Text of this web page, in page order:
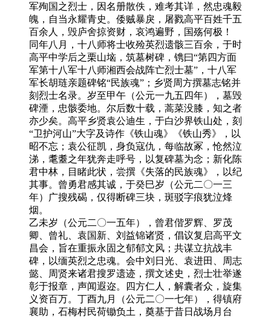
军殉国之烈士，因名册散佚，难考其详，然忠魂毅
魄，自当永耀青史。倭贼暴戾，屠戮高平百姓千五
百余人，毁庐舍掠资财，哀鸿遍野，国殇何极！
同年八月，十八师将士收殓英烈遗骸三百余，于时
高平中学后之栗山垴，筑墓树碑，镌曰“第四方面
军第十八军十八师湘西会战阵亡烈士墓”，十八军
军长胡琏亲题碑铭“民族魂”；乡贤周方撰墓志铭并
刻烈士名录。岁至甲午（公元一九五四年），墓毁
碑湮，忠骸委地。尔后数十载，蒿菜没膝，知之者
亦少矣。高平乡贤袁公迪生，于白沙界铁山处，刻
“卫护河山”大字及诗作《铁山魂》《铁山秀》，以
昭不忘；袁公征凯，身负寇仇，每临故冢，怆然泣
涕，耄耋之年犹奔走呼号，以复碑墓为念；新化陈
君中林，目睹此状，尝撰《失落的民族魂》，以纪
其事。曾勇君感其诚，于癸巳岁（公元二〇一三
年）广搜残碣，仅得断碑三块，斑驳字痕犹泣烽
烟。
乙未岁（公元二〇一五年），曾君偕罗辉、罗茂
卿、曾礼、袁国新、刘益锦诸贤，倡议复启高平文
昌会，旨在重振永固之郁郁文风；共谋立抗战丰
碑，以缅英烈之忠魂。会中刘日光、袁进田、周志
懿、周贤来诸君搜罗遗迹，撰文述史，烈士壮举遂
彰于报章，声闻遐迩。四方仁人，解囊者众，旋集
义资百万。丁酉九月（公元二〇一七年），得镇府
襄助，石梅村民荷锄负土，奠基于昔日战场月台